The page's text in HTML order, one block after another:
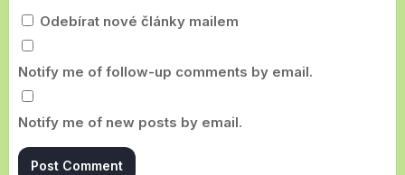
Odebírat nové články mailem
Notify me of follow-up comments by email.
Notify me of new posts by email.